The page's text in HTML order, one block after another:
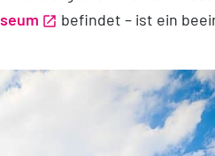
befindet – ist ein